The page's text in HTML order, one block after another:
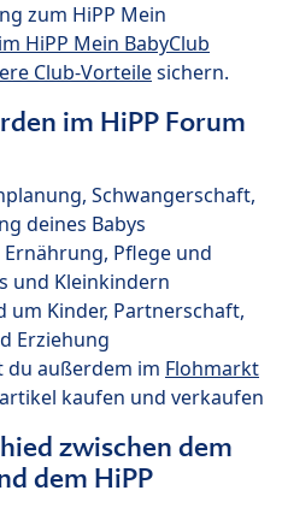
zum HiPP Mein
HiPP Mein BabyClub
Club-Vorteilesichern.
im HiPP Forum
Schwangerschaft,
deines Babys
Pflege und
und Kleinkindern
um Kinder, Partnerschaft,
Erziehung
du außerdem im Flohmarkt
kaufen und verkaufen
zwischen dem
dem HiPP